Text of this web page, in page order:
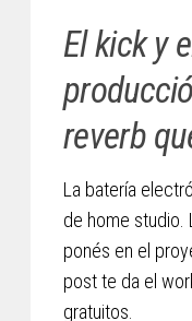
El kick y
reverb
La batería
de home studio.
ponés en el
post te da el
gratuitos.